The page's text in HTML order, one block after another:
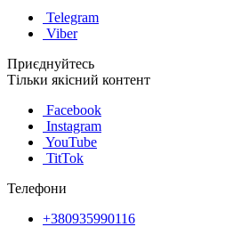
Telegram
Viber
Приєднуйтесь
Тільки якісний контент
Facebook
Instagram
YouTube
TitTok
Телефони
+380935990116